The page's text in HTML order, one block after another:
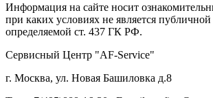
Информация на сайте носит
при каких условиях не является
определяемой ст. 437 ГК РФ.
Сервисный Центр "AF-Service"
г. Москва, ул. Новая Башиловка д.8